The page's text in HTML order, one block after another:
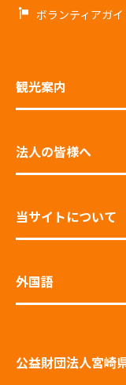
ボランティアガイ
観光案内
法人の皆様へ
当サイトについて
外国語
公益財団法人宮崎